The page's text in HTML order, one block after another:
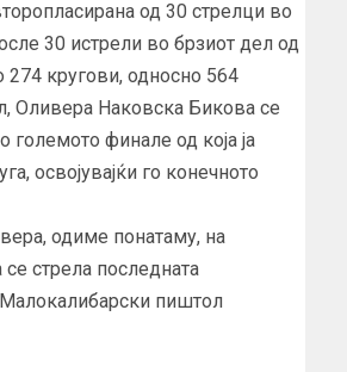
од 30 стрелци во
30 истрели во брзиот дел од
274 кругови, односно 564
Оливера Наковска Бикова се
големото финале од која ја
освојувајќи го конечното
одиме понатаму, на
стрела последната
пиштол